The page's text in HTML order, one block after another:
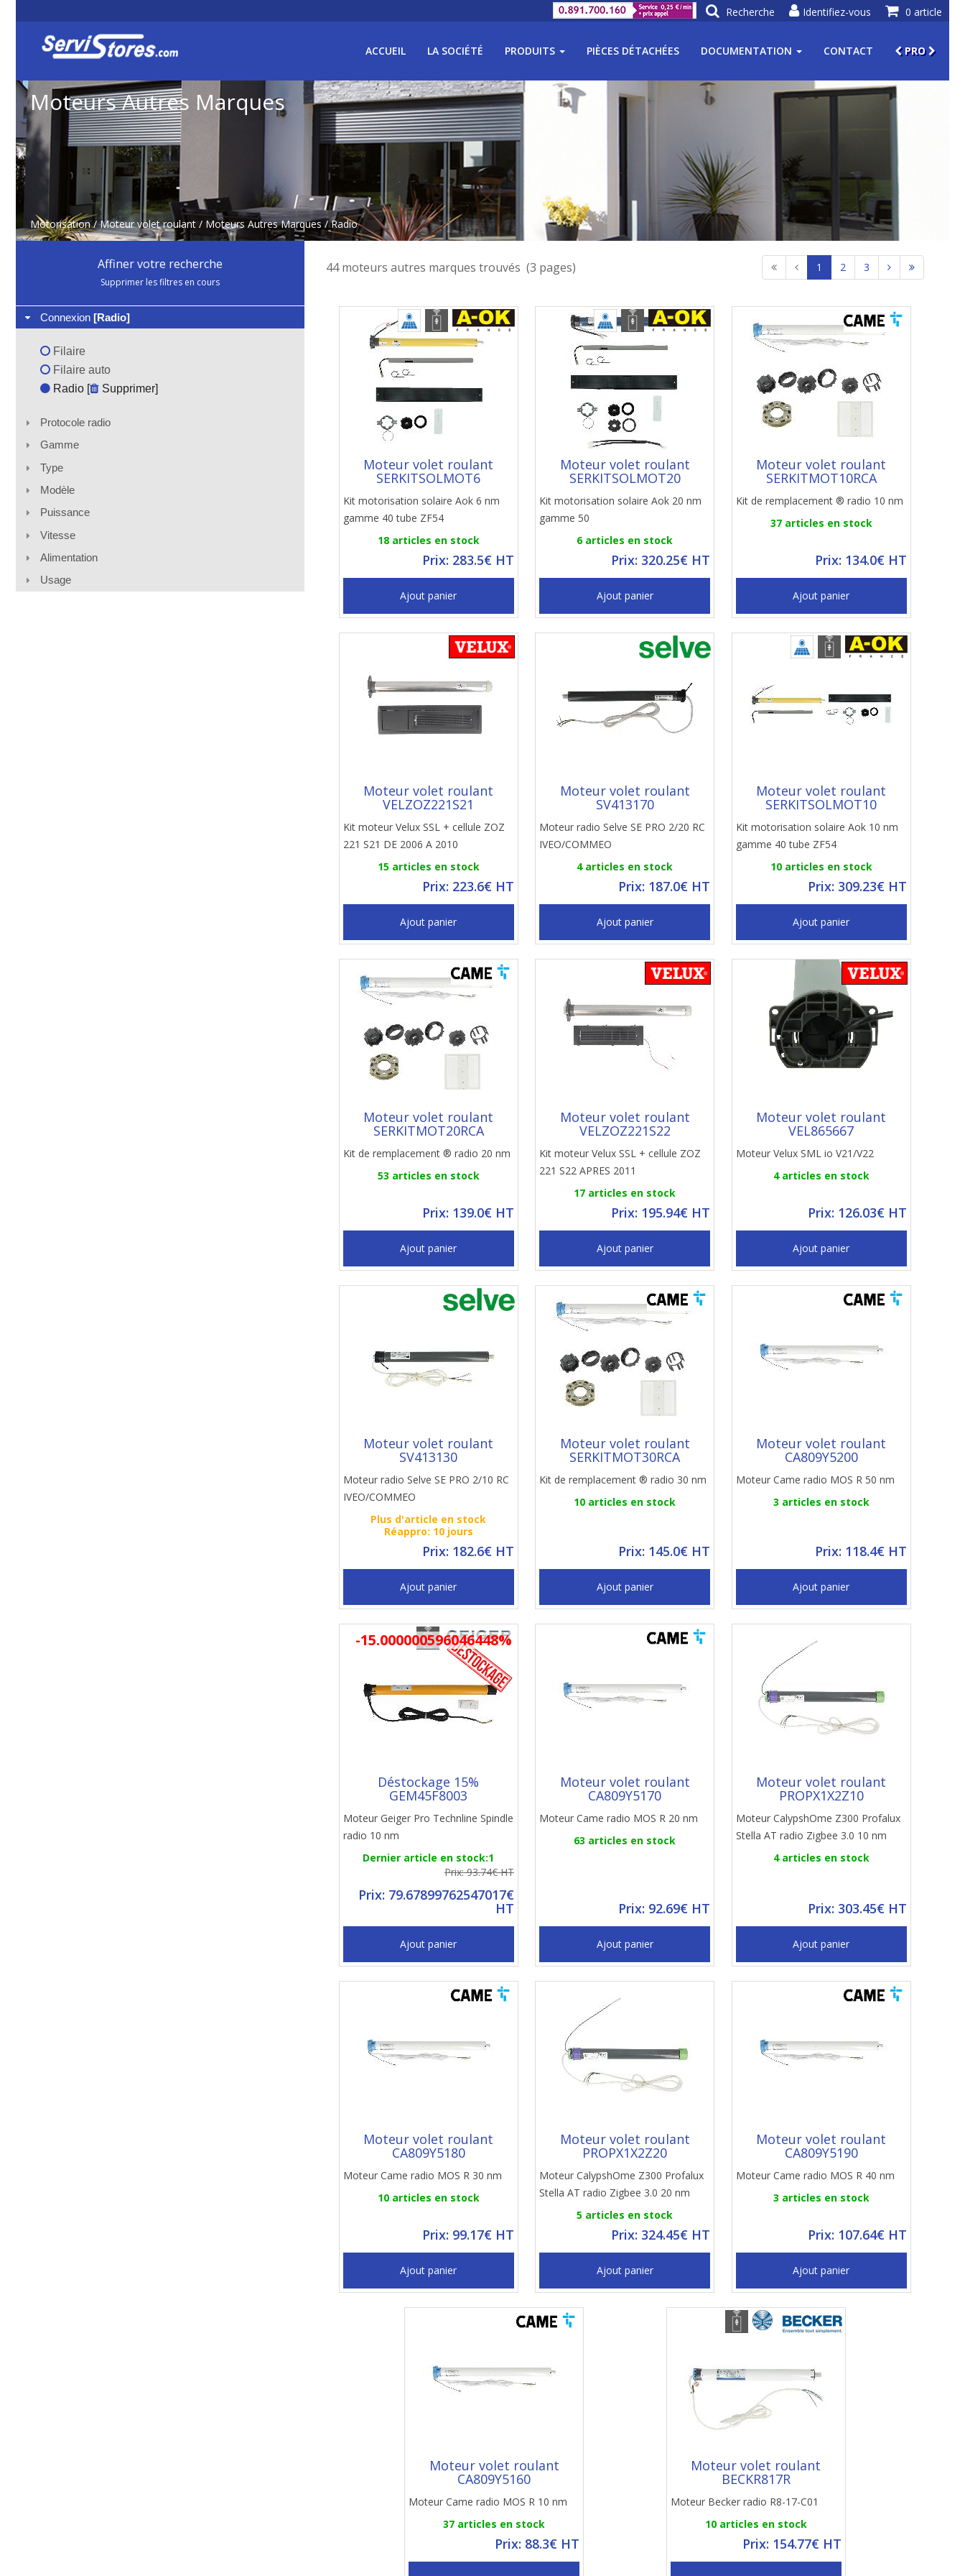
0 article
Identifiez-vous
Recherche
ACCUEIL LA SOCIÉTÉ PRODUITS PIÈCES DÉTACHÉES DOCUMENTATION CONTACT PRO
Moteurs Autres Marques
Motorisation /Moteur volet roulant / Moteurs Autres Marques / Radio
Affiner votre recherche
Supprimer les filtres en cours
Connexion [Radio]
Filaire
Filaire auto
Radio [
Supprimer]
Protocole radio
Gamme
Type
Modèle
Puissance
Vitesse
Alimentation
Usage
44 moteurs autres marques trouvés (3 pages) 1 2 3
Moteur volet roulant
SERKITSOLMOT6
Kit motorisation solaire Aok 6 nm
gamme 40 tube ZF54
18 articles en stock
Prix: 283.5€ HT
Ajout panier
Moteur volet roulant
SERKITSOLMOT20
Kit motorisation solaire Aok 20 nm
gamme 50
6 articles en stock
Prix: 320.25€ HT
Ajout panier
Moteur volet roulant
SERKITMOT10RCA
Kit de remplacement ® radio 10 nm
37 articles en stock
Prix: 134.0€ HT
Ajout panier
Moteur volet roulant
VELZOZ221S21
Kit moteur Velux SSL + cellule ZOZ
221 S21 DE 2006 A 2010
15 articles en stock
Prix: 223.6€ HT
Ajout panier
Moteur volet roulant
SV413170
Moteur radio Selve SE PRO 2/20 RC
IVEO/COMMEO
4 articles en stock
Prix: 187.0€ HT
Ajout panier
Moteur volet roulant
SERKITSOLMOT10
Kit motorisation solaire Aok 10 nm
gamme 40 tube ZF54
10 articles en stock
Prix: 309.23€ HT
Ajout panier
Moteur volet roulant
SERKITMOT20RCA
Kit de remplacement ® radio 20 nm
53 articles en stock
Prix: 139.0€ HT
Ajout panier
Moteur volet roulant
VELZOZ221S22
Kit moteur Velux SSL + cellule ZOZ
221 S22 APRES 2011
17 articles en stock
Prix: 195.94€ HT
Ajout panier
Moteur volet roulant
VEL865667
Moteur Velux SML io V21/V22
4 articles en stock
Prix: 126.03€ HT
Ajout panier
Moteur volet roulant
SV413130
Moteur radio Selve SE PRO 2/10 RC
IVEO/COMMEO
Plus d'article en stock
Réappro: 10 jours
Prix: 182.6€ HT
Ajout panier
Moteur volet roulant
SERKITMOT30RCA
Kit de remplacement ® radio 30 nm
10 articles en stock
Prix: 145.0€ HT
Ajout panier
Moteur volet roulant
CA809Y5200
Moteur Came radio MOS R 50 nm
3 articles en stock
Prix: 118.4€ HT
Ajout panier
-15.000000596046448%
Déstockage 15%
GEM45F8003
Moteur Geiger Pro Technline Spindle
radio 10 nm
Dernier article en stock:1
Prix: 93.74€ HT
Prix: 79.67899762547017€
HT
Ajout panier
Moteur volet roulant
CA809Y5170
Moteur Came radio MOS R 20 nm
63 articles en stock
Prix: 92.69€ HT
Ajout panier
Moteur volet roulant
PROPX1X2Z10
Moteur CalypshOme Z300 Profalux
Stella AT radio Zigbee 3.0 10 nm
4 articles en stock
Prix: 303.45€ HT
Ajout panier
Moteur volet roulant
CA809Y5180
Moteur Came radio MOS R 30 nm
10 articles en stock
Prix: 99.17€ HT
Ajout panier
Moteur volet roulant
PROPX1X2Z20
Moteur CalypshOme Z300 Profalux
Stella AT radio Zigbee 3.0 20 nm
5 articles en stock
Prix: 324.45€ HT
Ajout panier
Moteur volet roulant
CA809Y5190
Moteur Came radio MOS R 40 nm
3 articles en stock
Prix: 107.64€ HT
Ajout panier
Moteur volet roulant
CA809Y5160
Moteur Came radio MOS R 10 nm
37 articles en stock
Prix: 88.3€ HT
Moteur volet roulant
BECKR817R
Moteur Becker radio R8-17-C01
10 articles en stock
Prix: 154.77€ HT